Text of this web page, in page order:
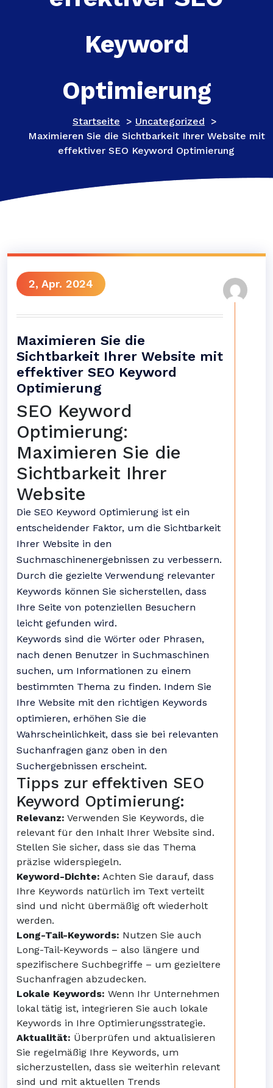
Keyword
Optimierung
Startseite > Uncategorized >
Maximieren Sie die Sichtbarkeit Ihrer Website mit
effektiver SEO Keyword Optimierung
2, Apr. 2024
Maximieren Sie die
Sichtbarkeit Ihrer Website mit
effektiver SEO Keyword
Optimierung
SEO Keyword
Optimierung:
Maximieren Sie die
Sichtbarkeit Ihrer
Website
Die SEO Keyword Optimierung ist ein
entscheidender Faktor, um die Sichtbarkeit
Ihrer Website in den
Suchmaschinenergebnissen zu verbessern.
Durch die gezielte Verwendung relevanter
Keywords können Sie sicherstellen, dass
Ihre Seite von potenziellen Besuchern
leicht gefunden wird.
Keywords sind die Wörter oder Phrasen,
nach denen Benutzer in Suchmaschinen
suchen, um Informationen zu einem
bestimmten Thema zu finden. Indem Sie
Ihre Website mit den richtigen Keywords
optimieren, erhöhen Sie die
Wahrscheinlichkeit, dass sie bei relevanten
Suchanfragen ganz oben in den
Suchergebnissen erscheint.
Tipps zur effektiven SEO
Keyword Optimierung:
Relevanz: Verwenden Sie Keywords, die
relevant für den Inhalt Ihrer Website sind.
Stellen Sie sicher, dass sie das Thema
präzise widerspiegeln.
Keyword-Dichte: Achten Sie darauf, dass
Ihre Keywords natürlich im Text verteilt
sind und nicht übermäßig oft wiederholt
werden.
Long-Tail-Keywords: Nutzen Sie auch
Long-Tail-Keywords – also längere und
spezifischere Suchbegriffe – um gezieltere
Suchanfragen abzudecken.
Lokale Keywords: Wenn Ihr Unternehmen
lokal tätig ist, integrieren Sie auch lokale
Keywords in Ihre Optimierungsstrategie.
Aktualität: Überprüfen und aktualisieren
Sie regelmäßig Ihre Keywords, um
sicherzustellen, dass sie weiterhin relevant
sind und mit aktuellen Trends